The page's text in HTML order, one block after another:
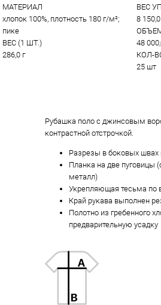
МАТЕРИАЛ
хлопок 100%, плотность 180 г/м²;
пике
ВЕС (1 ШТ.)
286,0 г
ВЕС
8
48
КОЛ-
25 шт
Рубашка поло с джинсовым
контрастной отстрочкой.
Разрезы в боковых швах
Планка на две пуговицы
металл)
Укрепляющая тесьма по
Край рукава выполнен
Полотно из гребенного
предварительную усадку